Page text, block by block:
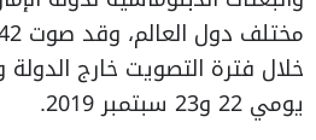
خلال فترة التصويت خارج
يومي 22 و23 سبتمبر 2019.